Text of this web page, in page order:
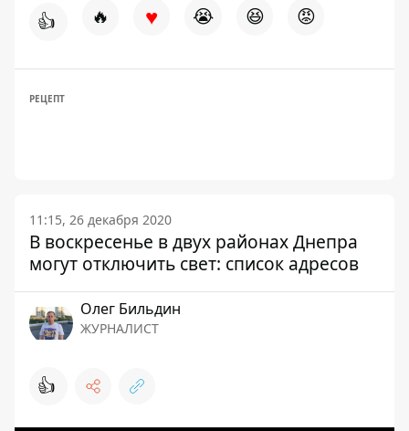
👍 🔥 ♥ 😭 😆 😡
РЕЦЕПТ
11:15, 26 декабря 2020
В воскресенье в двух районах Днепра
могут отключить свет: список адресов
Олег Бильдин
ЖУРНАЛИСТ
👍